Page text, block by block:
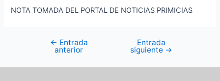
NOTA TOMADA DEL PORTAL DE NOTICIAS PRIMICIAS
← Entrada
anterior
Entrada
siguiente →